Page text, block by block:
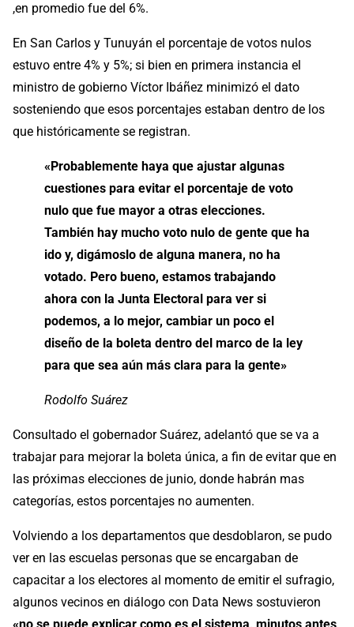
,en promedio fue del 6%.
En San Carlos y Tunuyán el porcentaje de votos nulos
estuvo entre 4% y 5%; si bien en primera instancia el
ministro de gobierno Víctor Ibáñez minimizó el dato
sosteniendo que esos porcentajes estaban dentro de los
que históricamente se registran.
«Probablemente haya que ajustar algunas
cuestiones para evitar el porcentaje de voto
nulo que fue mayor a otras elecciones.
También hay mucho voto nulo de gente que ha
ido y, digámoslo de alguna manera, no ha
votado. Pero bueno, estamos trabajando
ahora con la Junta Electoral para ver si
podemos, a lo mejor, cambiar un poco el
diseño de la boleta dentro del marco de la ley
para que sea aún más clara para la gente»
Rodolfo Suárez
Consultado el gobernador Suárez, adelantó que se va a
trabajar para mejorar la boleta única, a fin de evitar que en
las próximas elecciones de junio, donde habrán mas
categorías, estos porcentajes no aumenten.
Volviendo a los departamentos que desdoblaron, se pudo
ver en las escuelas personas que se encargaban de
capacitar a los electores al momento de emitir el sufragio,
algunos vecinos en diálogo con Data News sostuvieron